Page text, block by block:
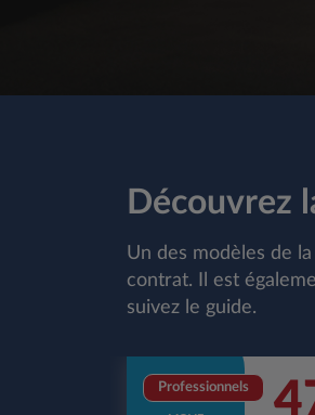
Découvrez
Un des modèles de
contrat. Il est
suivez le guide.
Professionnels